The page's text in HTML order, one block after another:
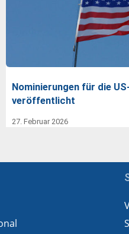
Nominierungen für die
veröffentlicht
27. Februar 2026